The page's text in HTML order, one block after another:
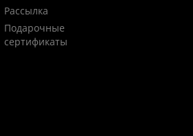
Рассылка
Подарочные
сертификаты